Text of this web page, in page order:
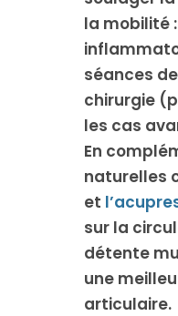
la mobilité
séances
chirurgie
les cas
En
naturelles
et
sur la
détente
une
articulaire.